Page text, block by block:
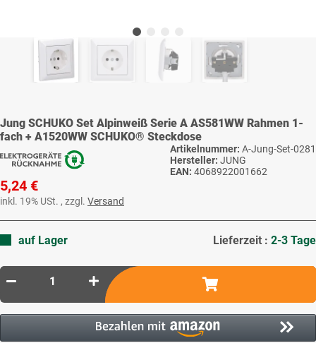
Jung SCHUKO Set Alpinweiß Serie A AS581WW Rahmen 1-
fach + A1520WW SCHUKO® Steckdose
Artikelnummer: A-Jung-Set-0281
Hersteller: JUNG
EAN: 4068922001662
5,24 €
inkl. 19% USt. , zzgl. Versand
auf Lager Lieferzeit : 2-3 Tage